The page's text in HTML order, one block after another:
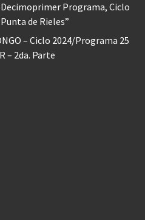
Programa, Ciclo
de Rieles”
– Ciclo 2024/Programa 25
– 2da. Parte